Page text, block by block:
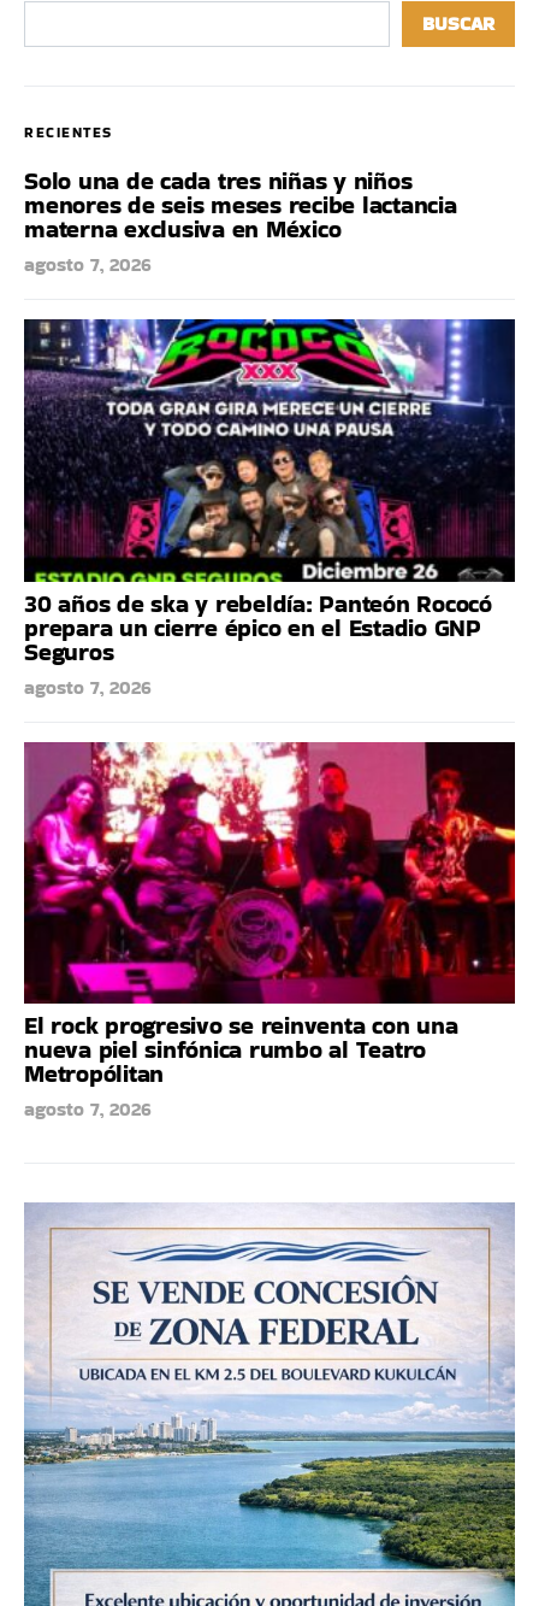
BUSCAR
RECIENTES
Solo una de cada tres niñas y niños
menores de seis meses recibe lactancia
materna exclusiva en México
agosto 7, 2026
30 años de ska y rebeldía: Panteón Rococó
prepara un cierre épico en el Estadio GNP
Seguros
agosto 7, 2026
El rock progresivo se reinventa con una
nueva piel sinfónica rumbo al Teatro
Metropólitan
agosto 7, 2026